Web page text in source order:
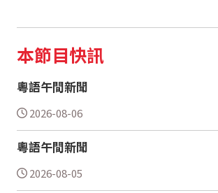
本節目快訊
粵語午間新聞
2026-08-06
粵語午間新聞
2026-08-05